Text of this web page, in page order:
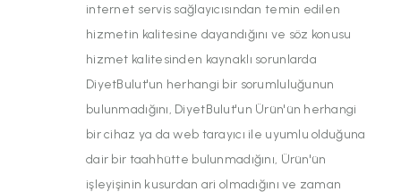
internet servis sağlayıcısından temin edilen
hizmetin kalitesine dayandığını ve söz konusu
hizmet kalitesinden kaynaklı sorunlarda
DiyetBulut'un herhangi bir sorumluluğunun
bulunmadığını, DiyetBulut'un Ürün'ün herhangi
bir cihaz ya da web tarayıcı ile uyumlu olduğuna
dair bir taahhütte bulunmadığını, Ürün'ün
işleyişinin kusurdan ari olmadığını ve zaman